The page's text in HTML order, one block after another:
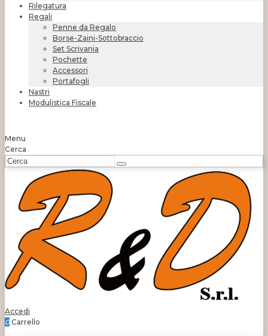
Rilegatura
Regali
Penne da Regalo
Borse-Zaini-Sottobraccio
Set Scrivania
Pochette
Accessori
Portafogli
Nastri
Modulistica Fiscale
Menu
Cerca
Accedi
0 Carrello